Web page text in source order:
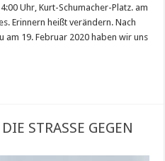
Uhr, Kurt-Schumacher-Platz. am
Erinnern heißt verändern. Nach
am 19. Februar 2020 haben wir uns
STRASSE GEGEN